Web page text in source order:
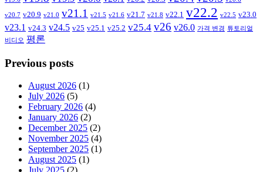
v20.7 v20.9 v21.0 v21.1 v21.5 v21.6 v21.7 v21.8 v22.1 v22.2 v22.5 v23.0
v23.1 v24.3 v24.5 v25 v25.1 v25.2 v25.4 v26 v26.0 가격 변경 튜토리얼
비디오 평론
Previous posts
August 2026 (1)
July 2026 (5)
February 2026 (4)
January 2026 (2)
December 2025 (2)
November 2025 (4)
September 2025 (1)
August 2025 (1)